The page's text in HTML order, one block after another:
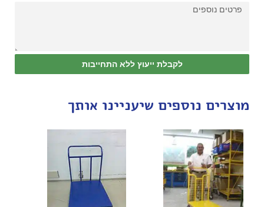
לקבלת ייעוץ ללא התחייבות
מוצרים נוספים שיעניינו אותך